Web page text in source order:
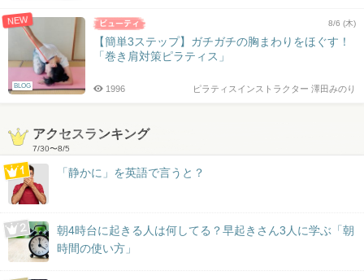
NEW
BLOG
8/6 (木)
【簡単3ステップ】ガチガチの胸まわりをほぐす！
「巻き肩対策ピラティス」
ピラティスインストラクター 澤田みのり
1996
アクセスランキング
7/30〜8/5
「静かに」を英語で言うと？
朝4時台に起きる人は何してる？早起きさん3人に学ぶ「朝
時間の使い方」